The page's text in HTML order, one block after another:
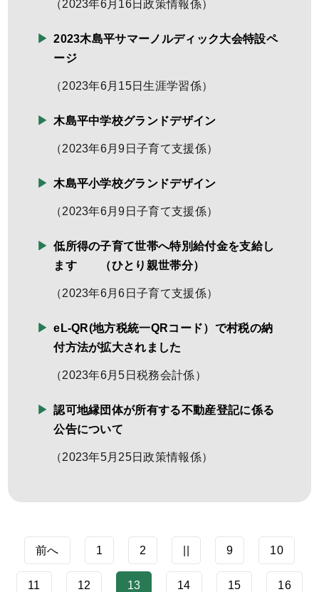
（2023年6月16日政策情報係）
2023木島平サマーノルディック大会特設ペ
ージ
（2023年6月15日生涯学習係）
木島平中学校グランドデザイン
（2023年6月9日子育て支援係）
木島平小学校グランドデザイン
（2023年6月9日子育て支援係）
低所得の子育て世帯へ特別給付金を支給し
ます （ひとり親世帯分）
（2023年6月6日子育て支援係）
eL-QR(地方税統一QRコード）で村税の納
付方法が拡大されました
（2023年6月5日税務会計係）
認可地縁団体が所有する不動産登記に係る
公告について
（2023年5月25日政策情報係）
前へ 1 2 9 10
11 12 13 14 15 16